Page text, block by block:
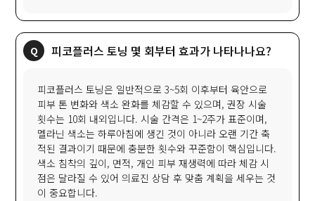
피코플러스 토닝 몇 회부터 효과가 나타나나요?
피코플러스 토닝은 일반적으로 3~5회 이후부터 육안으로
피부 톤 변화와 색소 완화를 체감할 수 있으며, 권장 시술
횟수는 10회 내외입니다. 시술 간격은 1~2주가 표준이며,
멜라닌 색소는 하루아침에 생긴 것이 아니라 오랜 기간 축
적된 결과이기 때문에 충분한 횟수와 꾸준함이 핵심입니다.
색소 침착의 깊이, 면적, 개인 피부 재생력에 따라 체감 시
점은 달라질 수 있어 의료진 상담 후 맞춤 계획을 세우는 것
이 중요합니다.